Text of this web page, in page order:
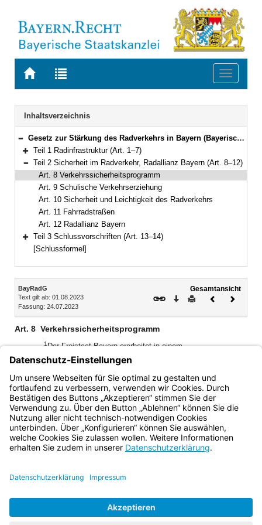
Zur
BAYERN.RECHT
Zur
letzten
Suche
Toggle
Navigation
Inhaltsverzeichnis
Bereich reduzieren
Gesetz zur Stärkung des Radverkehrs in Bayern (Bayerisches Radgesetz – BayRadG) Vom 24. Juli 2023 (GVBl. S. 371) BayRS 97-1-B (Art. 1–14)
Bereich erweitern
Teil 1 Radinfrastruktur (Art. 1–7)
Bereich reduzieren
Teil 2 Sicherheit im Radverkehr, Radallianz Bayern (Art. 8–12)
Art. 8 Verkehrssicherheitsprogramm
Art. 9 Schulische Verkehrserziehung
Art. 10 Sicherheit und Leichtigkeit des Radverkehrs
Art. 11 Fahrradstraßen
Art. 12 Radallianz Bayern
Bereich erweitern
Teil 3 Schlussvorschriften (Art. 13–14)
[Schlussformel]
Inhalt
BayRadG
Text gilt ab: 01.08.2023
Fassung: 24.07.2023
Gesamtansicht
Download
DruckenVorheriges
Art. 8 Verkehrssicherheitsprogramm
1Der Freistaat Bayern erarbeitet in einem
Verkehrssicherheitsprogramm Empfehlungen für die
beteiligten Akteure und schreibt dieses fort.
zur Förderung der Verkehrssicherheit im Radverkehr sind
darin angemessen zu berücksichtigen.
Bayern.de
BayernPortal
Impressum